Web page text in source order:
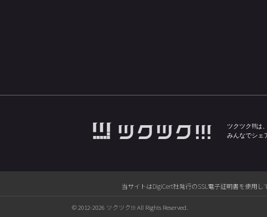
ツクツク!!!は
みんなでシェ
当サイトはDigiCert社発行のSSL電子証明書を使用
© 2012-2026 ツクツク!!! All Rights Reserved.